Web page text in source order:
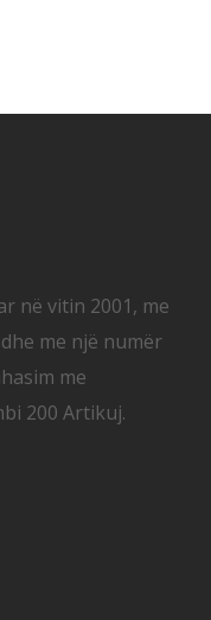
në vitin 2001, me
me një numër
me
200 Artikuj.